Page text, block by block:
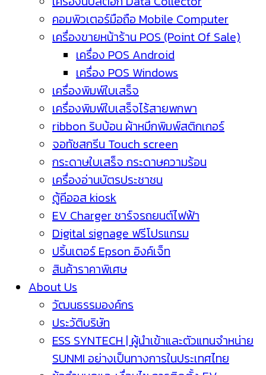
คอมพิวเตอร์มือถือ Mobile Computer
เครื่องขายหน้าร้าน POS (Point Of Sale)
เครื่อง POS Android
เครื่อง POS Windows
เครื่องพิมพ์ใบเสร็จ
เครื่องพิมพ์ใบเสร็จไร้สายพกพา
ribbon ริบบ้อน ผ้าหมึกพิมพ์สติกเกอร์
จอทัชสกรีน Touch screen
กระดาษใบเสร็จ กระดาษความร้อน
เครื่องอ่านบัตรประชาชน
ตู้คีออส kiosk
EV Charger ชาร์จรถยนต์ไฟฟ้า
Digital signage ฟรีโปรแกรม
ปริ้นเตอร์ Epson อิงค์เจ็ท
สินค้าราคาพิเศษ
About Us
วัฒนธรรมองค์กร
ประวัติบริษัท
ESS SYNTECH | ผู้นำเข้าและตัวแทนจำหน่าย
SUNMI อย่างเป็นทางการในประเทศไทย